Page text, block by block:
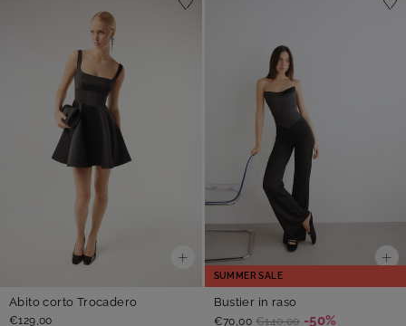
Abito corto Trocadero
€129,00
SUMMER SALE
Bustier in raso
€70,00 €140,00 -50%